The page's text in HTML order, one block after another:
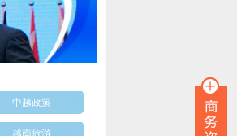
中越政策
越南旅游